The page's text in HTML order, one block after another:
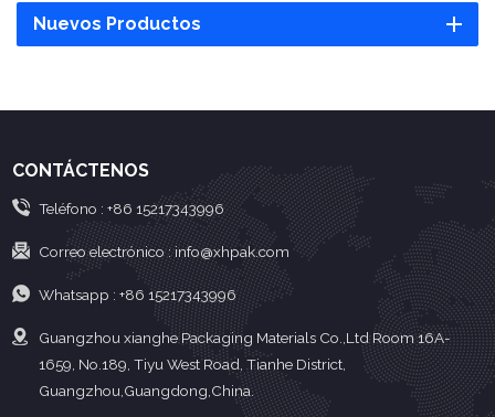
Nuevos Productos
CONTÁCTENOS
Teléfono : +86 15217343996
Correo electrónico :info@xhpak.com
Whatsapp : +86 15217343996
Guangzhou xianghe Packaging Materials Co.,Ltd Room 16A-
1659, No.189, Tiyu West Road, Tianhe District,
Guangzhou,Guangdong,China.